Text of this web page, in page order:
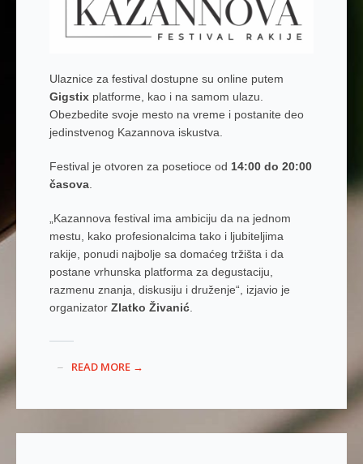
Ulaznice za festival dostupne su online putem
Gigstixplatforme, kao i na samom ulazu.
Obezbedite svoje mesto na vreme i postanite deo
jedinstvenog Kazannova iskustva.
Festival je otvoren za posetioce od 14:00 do 20:00
časova.
„Kazannova festival ima ambiciju da na jednom
mestu, kako profesionalcima tako i ljubiteljima
rakije, ponudi najbolje sa domaćeg tržišta i da
postane vrhunska platforma za degustaciju,
razmenu znanja, diskusiju i druženje“, izjavio je
organizator Zlatko Živanić.
READ MORE →